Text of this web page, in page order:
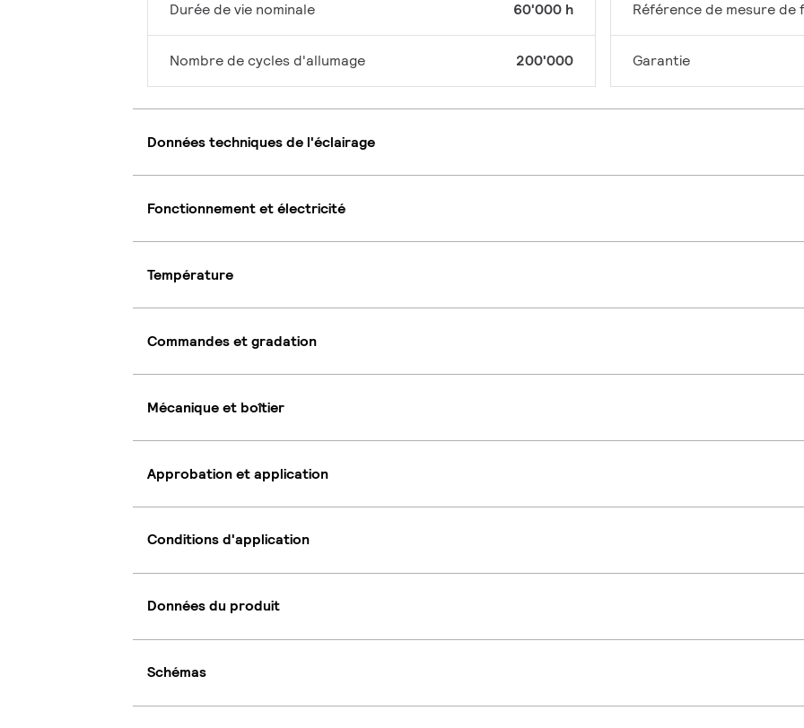
Durée de vie nominale 60'000 h
Nombre de cycles d'allumage 200'000
Référence de mesure de
Garantie
Données techniques de l'éclairage
Fonctionnement et électricité
Température
Commandes et gradation
Mécanique et boîtier
Approbation et application
Conditions d'application
Données du produit
Schémas